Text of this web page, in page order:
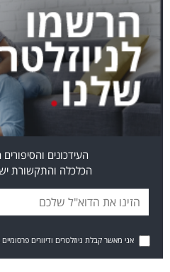
העידכונים
הכלכלה והתקשורת
אני מאשר קבלת ניוזלטרים ודיוורים